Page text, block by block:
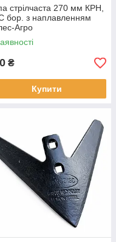
стрілчаста 270 мм КРН,
бор. з наплавленням
Агро
₴
Купити